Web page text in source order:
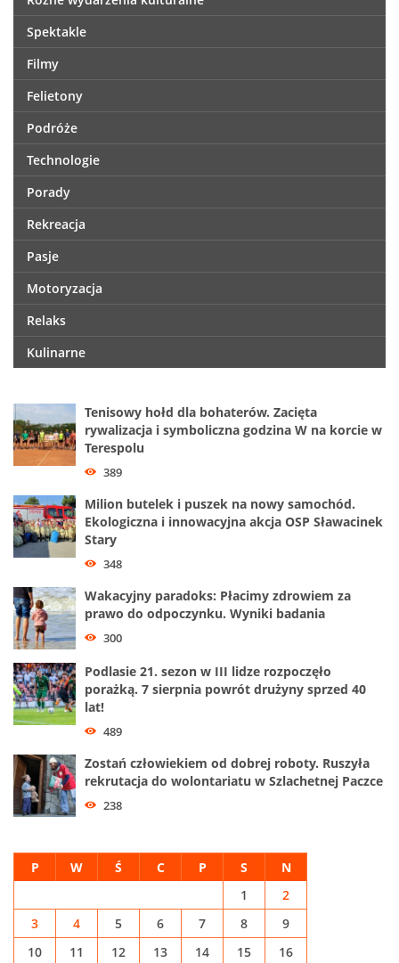
Spektakle
Filmy
Felietony
Podróże
Technologie
Porady
Rekreacja
Pasje
Motoryzacja
Relaks
Kulinarne
Tenisowy hołd dla bohaterów. Zacięta
rywalizacja i symboliczna godzina W na korcie w
Terespolu
389
Milion butelek i puszek na nowy samochód.
Ekologiczna i innowacyjna akcja OSP Sławacinek
Stary
348
Wakacyjny paradoks: Płacimy zdrowiem za
prawo do odpoczynku. Wyniki badania
300
Podlasie 21. sezon w III lidze rozpoczęło
porażką. 7 sierpnia powrót drużyny sprzed 40
lat!
489
Zostań człowiekiem od dobrej roboty. Ruszyła
rekrutacja do wolontariatu w Szlachetnej Paczce
238
P W Ś C P S N
1
2
3
4 5 6 7 8
9
10
11 12 13 14 15
16